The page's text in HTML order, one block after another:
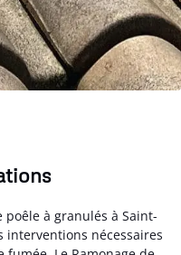
poêle à granulés à Saint-
interventions nécessaires